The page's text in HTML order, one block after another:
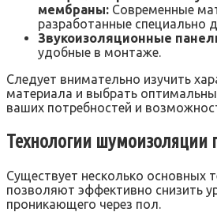
мембраны: Современные
разработанные специально
Звукоизоляционные
удобные в монтаже.
Следует внимательно изучить
материала и выбрать
ваших потребностей и
Технологии шумоизоляции
Существует несколько основных
позволяют эффективно снизить
проникающего через пол.